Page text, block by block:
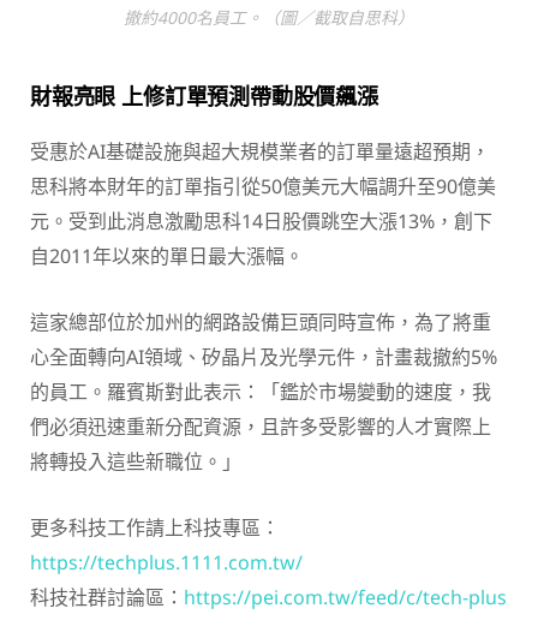
撤約4000名員工。（圖／截取自思科）
財報亮眼 上修訂單預測帶動股價飆漲
受惠於AI基礎設施與超大規模業者的訂單量遠超預期，
思科將本財年的訂單指引從50億美元大幅調升至90億美
元。受到此消息激勵思科14日股價跳空大漲13%，創下
自2011年以來的單日最大漲幅。
這家總部位於加州的網路設備巨頭同時宣佈，為了將重
心全面轉向AI領域、矽晶片及光學元件，計畫裁撤約5%
的員工。羅賓斯對此表示：「鑑於市場變動的速度，我
們必須迅速重新分配資源，且許多受影響的人才實際上
將轉投入這些新職位。」
更多科技工作請上科技專區：
https://techplus.1111.com.tw/
科技社群討論區： https://pei.com.tw/feed/c/tech-plus